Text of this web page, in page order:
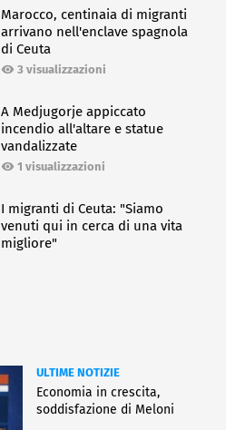
Marocco, centinaia di migranti
arrivano nell'enclave spagnola
di Ceuta
3 visualizzazioni
A Medjugorje appiccato
incendio all'altare e statue
vandalizzate
1 visualizzazioni
I migranti di Ceuta: "Siamo
venuti qui in cerca di una vita
migliore"
ULTIME NOTIZIE
Economia in crescita,
soddisfazione di Meloni